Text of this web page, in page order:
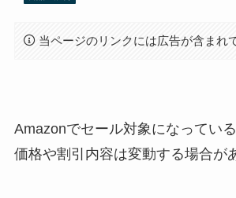
当ページのリンクには広告が含まれ
Amazonでセール対象になってい
価格や割引内容は変動する場合が